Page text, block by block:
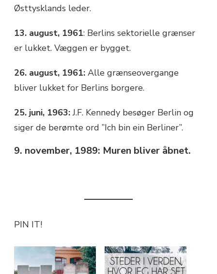
Østtysklands leder.
13. august, 1961: Berlins sektorielle grænser
er lukket. Væggen er bygget.
26. august, 1961: Alle grænseovergange
bliver lukket for Berlins borgere.
25. juni, 1963:J.F. Kennedy besøger Berlin og
siger de berømte ord ”Ich bin ein Berliner”.
9. november, 1989: Muren bliver åbnet.
PIN IT!